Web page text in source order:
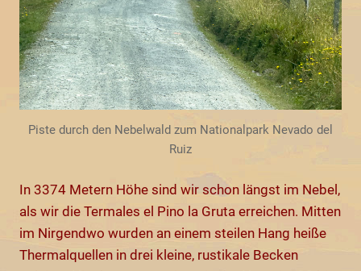
Piste durch den Nebelwald zum Nationalpark Nevado del
Ruiz
In 3374 Metern Höhe sind wir schon längst im Nebel,
als wir die Termales el Pino la Gruta erreichen. Mitten
im Nirgendwo wurden an einem steilen Hang heiße
Thermalquellen in drei kleine, rustikale Becken